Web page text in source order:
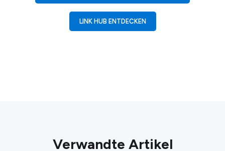
LINK HUB ENTDECKEN
Verwandte Artikel